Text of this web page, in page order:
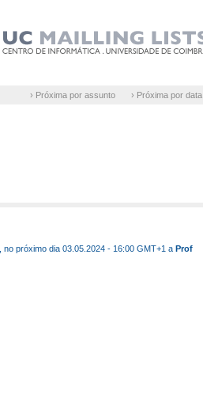
› Próxima por assunto › Próxima por data
, no próximo dia 03.05.2024 - 16:00 GMT+1 a Prof